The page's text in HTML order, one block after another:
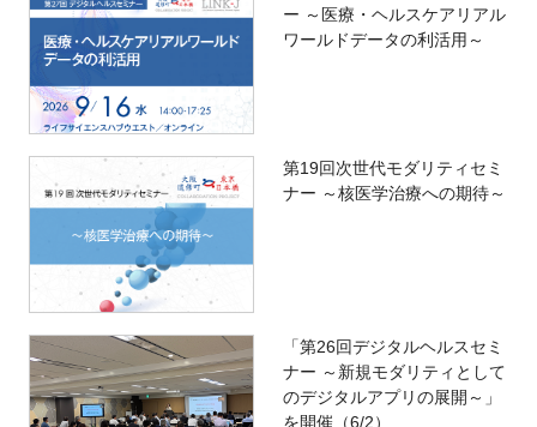
ー ～医療・ヘルスケアリアル
ワールドデータの利活用～
第19回次世代モダリティセミ
ナー ～核医学治療への期待～
「第26回デジタルヘルスセミ
ナー ～新規モダリティとして
のデジタルアプリの展開～」
を開催（6/2）